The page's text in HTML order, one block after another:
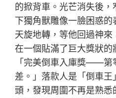
的掀背車。光芒消失後，
下獨角獸雕像一臉困惑
天旋地轉，等他回過神
在一個貼滿了巨大獎狀的
「完美倒車入庫獎——第
差。」落款人是「倒車
頭，發現周圍不再是熟